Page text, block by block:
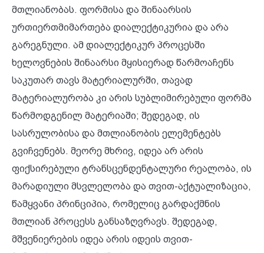
მთლიანობას. ფორმისა და შინაარსის
ურთიერთმიმართება დიალექტიკურია და არა
გარეგნული. ამ დიალექტიკურ პროცესში
ხელოვნების შინაარსი მყისიერად წარმოაჩენს
საკუთარ თავს მატერიალურში, თავად
მატერიალურობა კი არის სუბლიმირებული ფორმა
წარმოდგენილ მატერიაში; შედეგად, ის
სასრულობისა და მთლიანობის ელემენტებს
გვიჩვენებს. მეორე მხრივ, იდეა არ არის
ფიქსირებული ტრანსცენდენტალური რეალობა, ის
მარადიული მსვლელობა და თვით-აქტუალიზაცია,
წამყვანი პრინციპია, რომელიც გარდაქმნის
მთლიან პროცესს განსაზღვრავს. შედეგად,
მშვენიერების იდეა არის იდეის თვით-